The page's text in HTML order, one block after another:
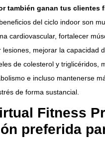
también ganan tus clientes
del ciclo indoor son
cardiovascular, fortalecer
mejorar la capacidad
de colesterol y triglicéridos,
e incluso mantenerse
de forma sustancial.
Fitness
preferida